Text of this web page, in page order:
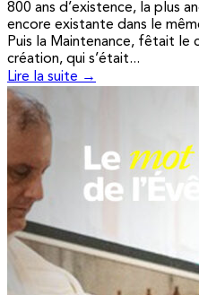
800 ans d’existence, la plus
encore existante dans le
Puis la Maintenance, fêtait le
création, qui s’était...
Lire la suite →